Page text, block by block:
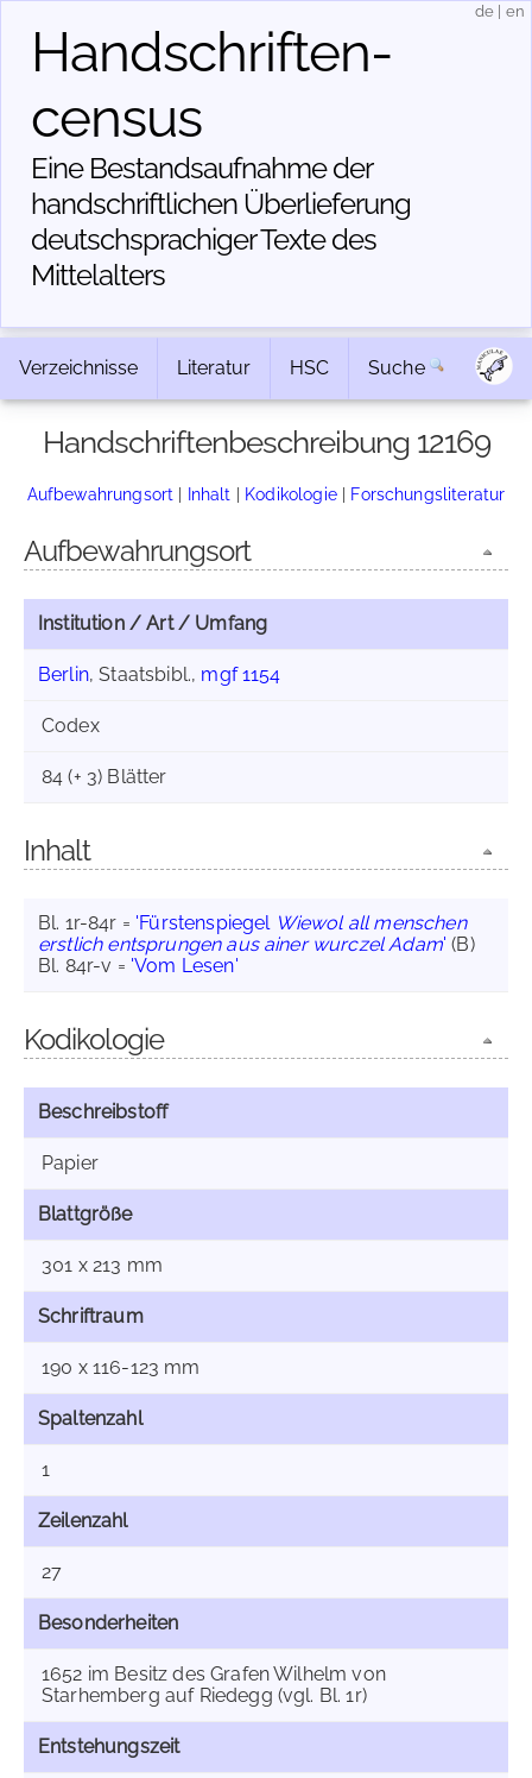
Handschriften­
census
Eine Bestandsaufnahme der
handschriftlichen Über­lieferung
deutschsprachiger Texte des
Mittelalters
de en
Verzeichnisse Literatur HSC Suche
Handschriftenbeschreibung 12169
Aufbewahrungsort | Inhalt | Kodikologie| Forschungsliteratur
Aufbewahrungsort
Institution / Art / Umfang
Berlin, Staatsbibl., mgf 1154
Codex
84 (+ 3) Blätter
Inhalt
Bl. 1r-84r = 'Fürstenspiegel Wiewol all menschen
erstlich entsprungen aus ainer wurczel Adam' (B)
Bl. 84r-v = 'Vom Lesen'
Kodikologie
Beschreibstoff
Papier
Blattgröße
301 x 213 mm
Schriftraum
190 x 116-123 mm
Spaltenzahl
1
Zeilenzahl
27
Besonderheiten
1652 im Besitz des Grafen Wilhelm von
Starhemberg auf Riedegg (vgl. Bl. 1r)
Entstehungszeit